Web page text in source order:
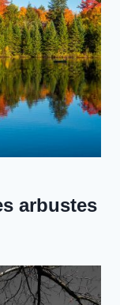
arbustes